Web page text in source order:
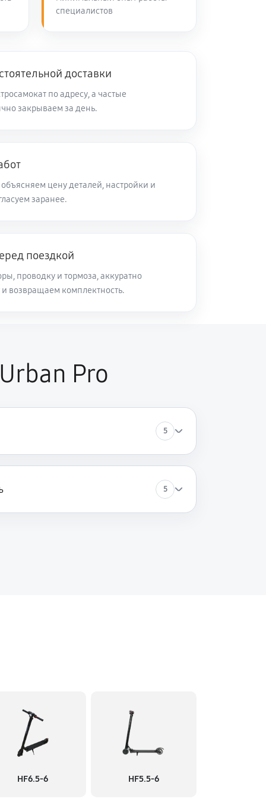
специалистов
доставки
по адресу, а частые
закрываем за день.
цену деталей, настройки и
заранее.
поездкой
проводку и тормоза, аккуратно
возвращаем комплектность.
Pro
5
5
HF6.5-6 HF5.5-6